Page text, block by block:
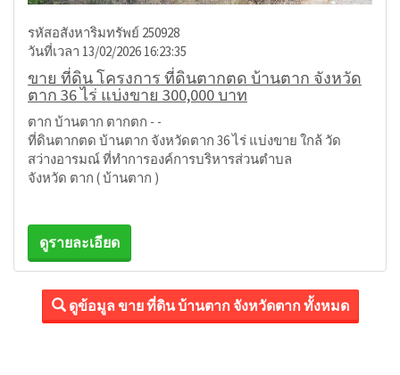
รหัสอสังหาริมทรัพย์ 250928
วันที่เวลา 13/02/2026 16:23:35
ขาย ที่ดิน โครงการ ที่ดินตากตด บ้านตาก จังหวัด
ตาก 36 ไร่ แบ่งขาย 300,000 บาท
ตาก บ้านตาก ตากตก - -
ที่ดินตากตด บ้านตาก จังหวัดตาก 36 ไร่ แบ่งขาย ใกล้ วัด
สว่างอารมณ์ ที่ทำการองค์การบริหารส่วนตำบล
จังหวัด ตาก ( บ้านตาก )
ดูรายละเอียด
ดูข้อมูล ขาย ที่ดิน บ้านตาก จังหวัดตาก ทั้งหมด